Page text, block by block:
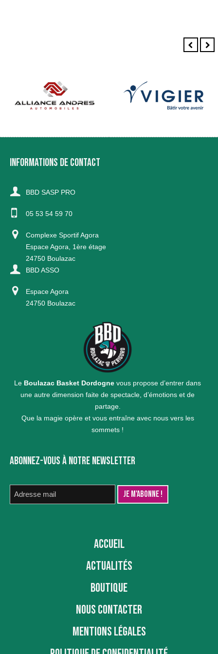
INFORMATIONS DE CONTACT
BBD SASP PRO
05 53 54 59 70
Complexe Sportif Agora
Espace Agora, 1ère étage
24750 Boulazac
BBD ASSO
Espace Agora
24750 Boulazac
Le Boulazac Basket Dordogne vous propose d’entrer dans
une autre dimension faite de spectacle, d’émotions et de
partage.
Que la magie opère et vous entraîne avec nous vers les
sommets !
ABONNEZ-VOUS À NOTRE NEWSLETTER
ACCUEIL
ACTUALITÉS
BOUTIQUE
NOUS CONTACTER
MENTIONS LÉGALES